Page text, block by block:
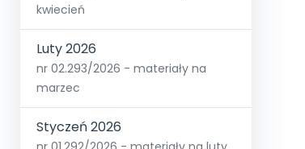
kwiecień
Luty 2026
nr 02.293/2026 - materiały na
marzec
Styczeń 2026